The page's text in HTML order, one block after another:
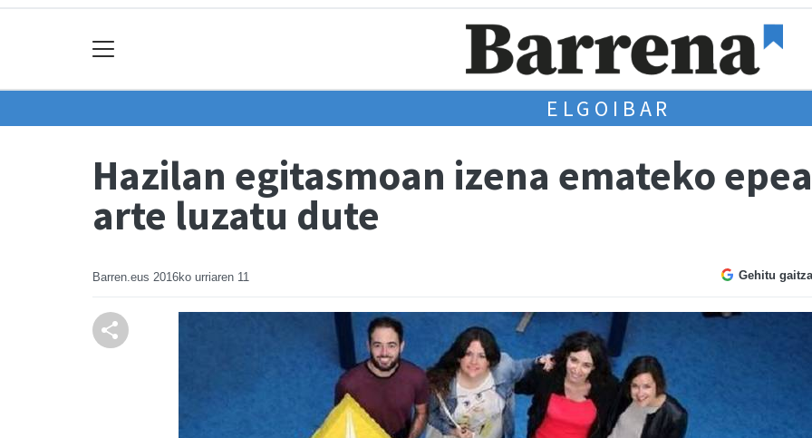
ELGOIBAR
Hazilan egitasmoan izena emateko
arte luzatu dute
Barren.eus 2016ko urriaren 11 Gehitu